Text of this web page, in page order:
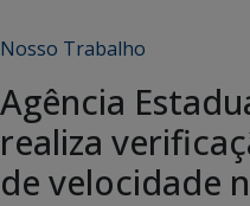
Nosso Trabalho
Agência
realiza
de velocidade